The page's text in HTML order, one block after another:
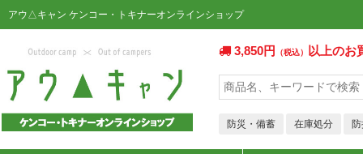
アウ△キャン ケンコー・トキナーオンラインショップ